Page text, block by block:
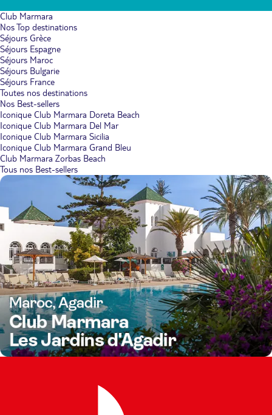
Club Marmara
Nos Top destinations
Séjours Grèce
Séjours Espagne
Séjours Maroc
Séjours Bulgarie
Séjours France
Toutes nos destinations
Nos Best-sellers
Iconique Club Marmara Doreta Beach
Iconique Club Marmara Del Mar
Iconique Club Marmara Sicilia
Iconique Club Marmara Grand Bleu
Club Marmara Zorbas Beach
Tous nos Best-sellers